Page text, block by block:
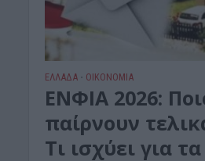
ΕΛΛΑΔΑ • ΟΙΚΟΝΟΜΙΑ
ΕΝΦΙΑ 2026:
παίρνουν
Τι ισχύει για